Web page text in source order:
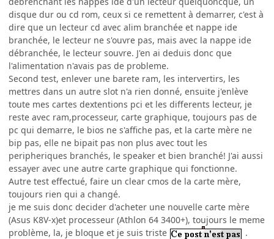
disque dur ou cd rom, ceux si ce remettent à demarrer, c'est à
dire que un lecteur cd avec alim branchée et nappe ide
branchée, le lecteur ne s'ouvre pas, mais avec la nappe ide
débranchée, le lecteur souvre. J'en ai deduis donc que
l'alimentation n'avais pas de probleme.
Second test, enlever une barete ram, les intervertirs, les
mettres dans un autre slot n'a rien donné, ensuite j'enlève
toute mes cartes dextentions pci et les differents lecteur, je
reste avec ram,processeur, carte graphique, toujours pas de
pc qui demarre, le bios ne s'affiche pas, et la carte mère ne
bip pas, elle ne bipait pas non plus avec tout les
peripheriques branchés, le speaker et bien branché! J'ai aussi
essayer avec une autre carte graphique qui fonctionne.
Autre test effectué, faire un clear cmos de la carte mère,
toujours rien qui a changé.
je me suis donc decider d'acheter une nouvelle carte mère
(Asus K8V-x)et processeur (Athlon 64 3400+), toujours le meme
problème, la, je bloque et je suis triste
.